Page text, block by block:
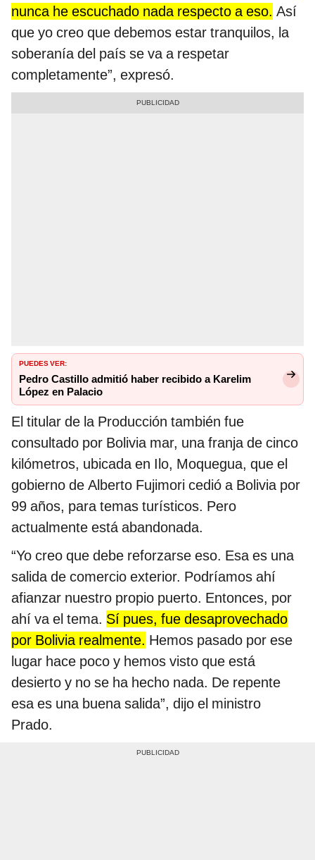
nunca he escuchado nada respecto a eso. Así
que yo creo que debemos estar tranquilos, la
soberanía del país se va a respetar
completamente”, expresó.
PUEDES VER:
Pedro Castillo admitió haber recibido a Karelim
López en Palacio
El titular de la Producción también fue
consultado por Bolivia mar, una franja de cinco
kilómetros, ubicada en Ilo, Moquegua, que el
gobierno de Alberto Fujimori cedió a Bolivia por
99 años, para temas turísticos. Pero
actualmente está abandonada.
“Yo creo que debe reforzarse eso. Esa es una
salida de comercio exterior. Podríamos ahí
afianzar nuestro propio puerto. Entonces, por
ahí va el tema. Sí pues, fue desaprovechado
por Bolivia realmente. Hemos pasado por ese
lugar hace poco y hemos visto que está
desierto y no se ha hecho nada. De repente
esa es una buena salida”, dijo el ministro
Prado.